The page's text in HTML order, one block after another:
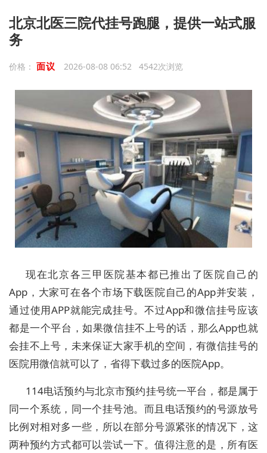
北京北医三院代挂号跑腿，提供一站式服
务
价格： 面议 2026-08-08 06:52 4542次浏览
现在北京各三甲医院基本都已推出了医院自己的
App，大家可在各个市场下载医院自己的App并安装，
通过使用APP就能完成挂号。不过App和微信挂号应该
都是一个平台，如果微信挂不上号的话，那么App也就
会挂不上号，未来保证大家手机的空间，有微信挂号的
医院用微信就可以了，省得下载过多的医院App。
114电话预约与北京市预约挂号统一平台，都是属于
同一个系统，同一个挂号池。而且电话预约的号源放号
比例对相对多一些，所以在部分号源紧张的情况下，这
两种预约方式都可以尝试一下。值得注意的是，所有医